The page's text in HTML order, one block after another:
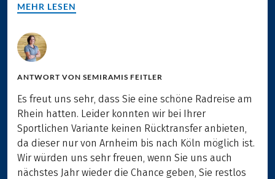
MEHR LESEN
ANTWORT VON SEMIRAMIS FEITLER
Es freut uns sehr, dass Sie eine schöne Radreise am
Rhein hatten. Leider konnten wir bei Ihrer
Sportlichen Variante keinen Rücktransfer anbieten,
da dieser nur von Arnheim bis nach Köln möglich ist.
Wir würden uns sehr freuen, wenn Sie uns auch
nächstes Jahr wieder die Chance geben, Sie restlos